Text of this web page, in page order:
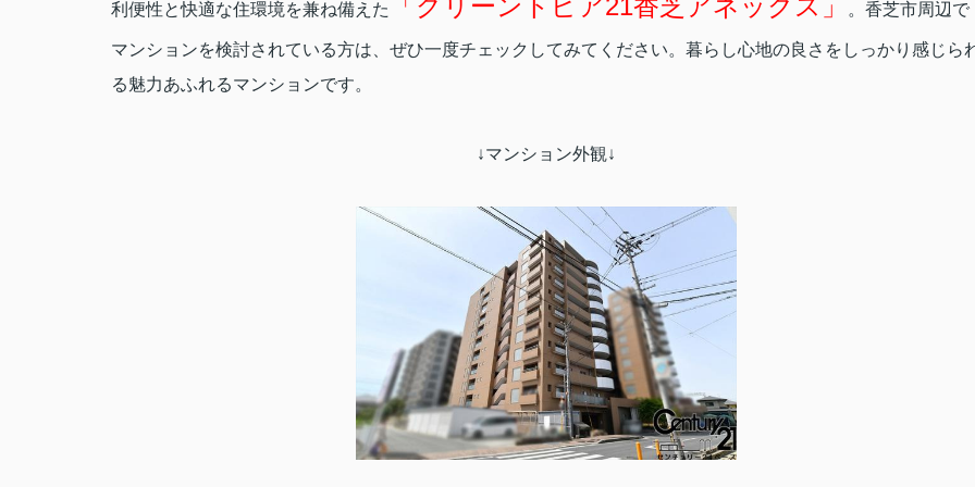
利便性と快適な住環境を兼ね備えた 「グリーントピア21香芝アネックス」 。香芝市周辺で
マンションを検討されている方は、ぜひ一度チェックしてみてください。暮らし心地の良さをしっかり感じら
る魅力あふれるマンションです。
↓マンション外観↓